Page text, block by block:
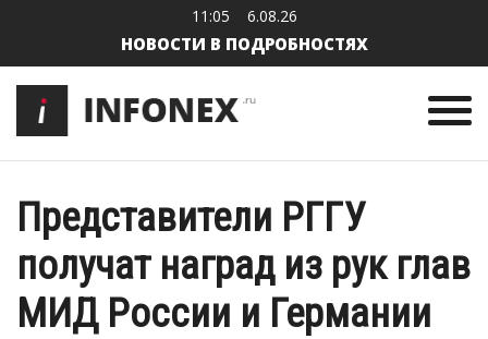
11:05 6.08.26
НОВОСТИ В ПОДРОБНОСТЯХ
Представители РГГУ
получат наград из рук глав
МИД России и Германии